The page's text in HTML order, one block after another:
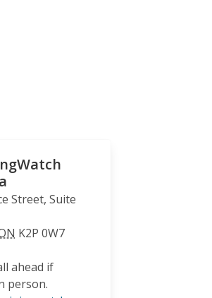
Street, Suite
K2P 0W7
ahead if
person.